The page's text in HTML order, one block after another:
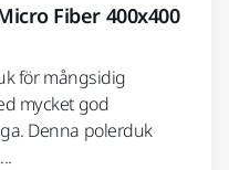
Fiber 400x400
för mångsidig
mycket god
Denna polerduk